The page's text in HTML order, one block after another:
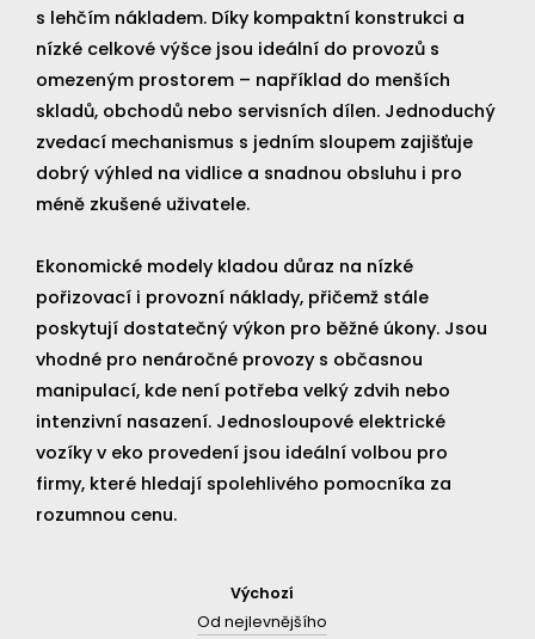
s lehčím nákladem. Díky kompaktní konstrukci a
nízké celkové výšce jsou ideální do provozů s
omezeným prostorem – například do menších
skladů, obchodů nebo servisních dílen. Jednoduchý
zvedací mechanismus s jedním sloupem zajišťuje
dobrý výhled na vidlice a snadnou obsluhu i pro
méně zkušené uživatele.
Ekonomické modely kladou důraz na nízké
pořizovací i provozní náklady, přičemž stále
poskytují dostatečný výkon pro běžné úkony. Jsou
vhodné pro nenáročné provozy s občasnou
manipulací, kde není potřeba velký zdvih nebo
intenzivní nasazení. Jednosloupové elektrické
vozíky v eko provedení jsou ideální volbou pro
firmy, které hledají spolehlivého pomocníka za
rozumnou cenu.
Výchozí
Od nejlevnějšího